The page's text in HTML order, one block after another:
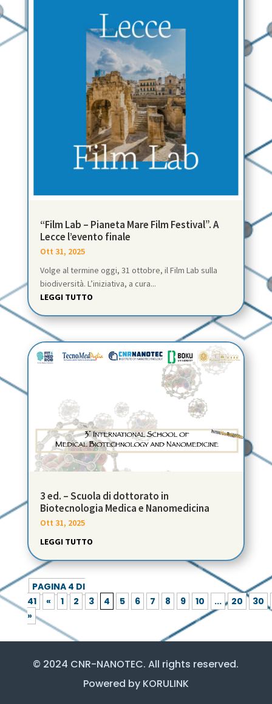
“Film Lab – Pianeta Mare Film Festival”. A
Lecce l’evento finale
Ott 31, 2025
Volge al termine oggi, 31 ottobre, il Film Lab sulla
biodiversità. L’iniziativa, a cura...
LEGGI TUTTO
3 ed. – Scuola di dottorato in
Biotecnologia Medica e Nanomedicina
Ott 31, 2025
LEGGI TUTTO
PAGINA 4 DI
41
« 1 2 3 4 5 6 7 8 9 10 ... 20
30
»
© 2024 CNR-NANOTEC. All rights reserved.
Powered by KORULINK